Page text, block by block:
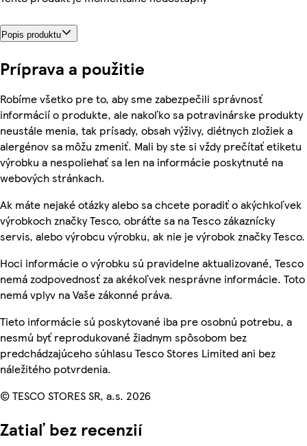
Popis produktu
Príprava a použitie
Robíme všetko pre to, aby sme zabezpečili správnosť
informácií o produkte, ale nakoľko sa potravinárske produkty
neustále menia, tak prísady, obsah výživy, diétnych zložiek a
alergénov sa môžu zmeniť. Mali by ste si vždy prečítať etiketu
výrobku a nespoliehať sa len na informácie poskytnuté na
webových stránkach.
Ak máte nejaké otázky alebo sa chcete poradiť o akýchkoľvek
výrobkoch značky Tesco, obráťte sa na Tesco zákaznícky
servis, alebo výrobcu výrobku, ak nie je výrobok značky Tesco.
Hoci informácie o výrobku sú pravidelne aktualizované, Tesco
nemá zodpovednosť za akékoľvek nesprávne informácie. Toto
nemá vplyv na Vaše zákonné práva.
Tieto informácie sú poskytované iba pre osobnú potrebu, a
nesmú byť reprodukované žiadnym spôsobom bez
predchádzajúceho súhlasu Tesco Stores Limited ani bez
náležitého potvrdenia.
© TESCO STORES SR, a.s. 2026
Zatiaľ bez recenzií